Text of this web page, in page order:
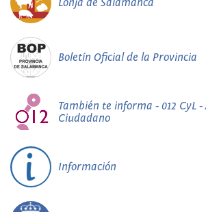
Boletín Oficial de la Provincia
También te informa - 012 CyL
Ciudadano
Información